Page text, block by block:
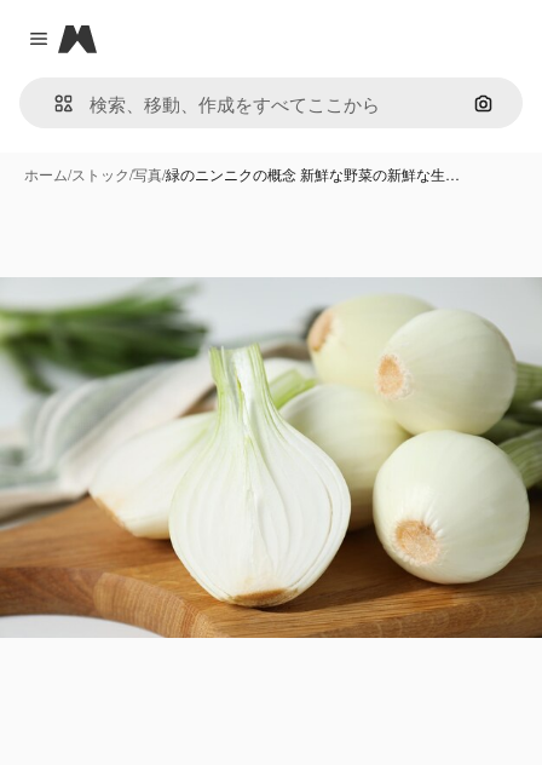
Close menu
Magnific
画像で
ホーム/ストック/写真/緑のニンニクの概念 新鮮な野菜の新鮮な生…